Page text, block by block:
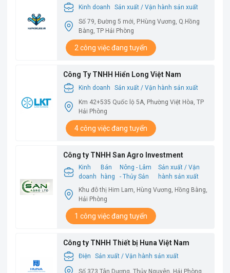
Babysbreath
Kinh doanh
Sản xuất / Vận hành sản xuất
Số 79, Đường 5 mới, P.Hùng Vương, Q.Hồng
Bàng, TP Hải Phòng
2 công việc đang tuyển
Công Ty TNHH Hiển Long Việt Nam
Kinh doanh
Sản xuất / Vận hành sản xuất
Km 42+535 Quốc lộ 5A, Phường Việt Hòa, TP
Hải Phòng
4 công việc đang tuyển
Công ty TNHH San Agro Investment
Kinh
doanh
Bán
hàng
Nông - Lâm
- Thủy Sản
Sản xuất / Vận
hành sản xuất
Khu đô thị Him Lam, Hùng Vương, Hồng Bàng,
Hải Phòng
1 công việc đang tuyển
Công ty TNHH Thiết bị Huna Việt Nam
Điện Sản xuất / Vận hành sản xuất
Số 373 Tân Dương, Thủy Nguyên, Hải Phòng